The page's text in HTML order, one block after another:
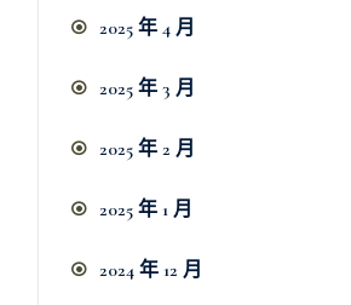
2025 年 4 月
2025 年 3 月
2025 年 2 月
2025 年 1 月
2024 年 12 月